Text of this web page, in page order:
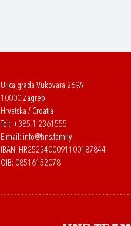
Ulica grada Vukovara 269A
10000 Zagreb
Hrvatska / Croatia
Tel: +385 1 2361555
E-mail: info@hns.family
IBAN: HR2523400091100187844
OIB: 08516152078